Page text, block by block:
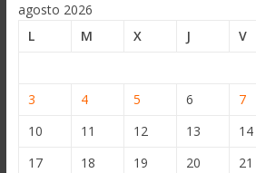
agosto 2026
L
M X J V
3
4 5 6 7
10
11 12 13 14
17
18 19 20 21